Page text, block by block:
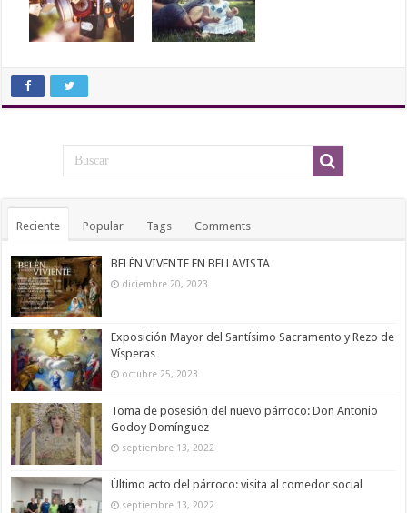
Reciente Popular Tags Comments
BELÉN VIVENTE EN BELLAVISTA
diciembre 20, 2023
Exposición Mayor del Santísimo Sacramento y Rezo de
Vísperas
octubre 25, 2023
Toma de posesión del nuevo párroco: Don Antonio
Godoy Domínguez
septiembre 13, 2022
Último acto del párroco: visita al comedor social
septiembre 13, 2022